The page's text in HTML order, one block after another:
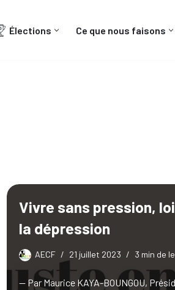
Élections Ce que nous faisons
Vivre sans pression,
la dépression
AECF 21 juillet 2023 3 min de
— Par Maurice KAYA-BOUNGOU,